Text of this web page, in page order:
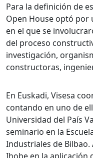
Para la definición de
Open House optó por
en el que se
del proceso
investigación,
constructoras,
En Euskadi, Visesa
contando en uno de
Universidad del País
seminario en la
Industriales de
Ihobe en la aplicación